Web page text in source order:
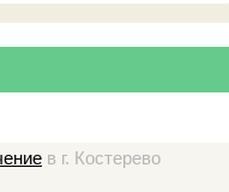
в г. Костерево